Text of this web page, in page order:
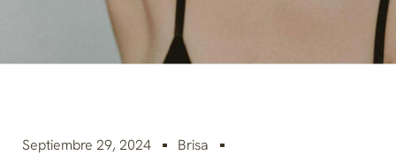
Septiembre 29, 2024
Brisa